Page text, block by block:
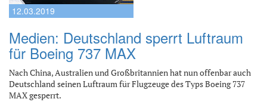
12.03.2019
Medien: Deutschland sperrt Luftraum
für Boeing 737 MAX
Nach China, Australien und Großbritannien hat nun offenbar auch
Deutschland seinen Luftraum für Flugzeuge des Typs Boeing 737
MAX gesperrt.